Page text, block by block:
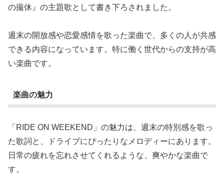
の撮休』の主題歌として書き下ろされました。
週末の開放感や恋愛感情を歌った楽曲で、多くの人が共感
できる内容になっています。特に働く世代からの支持が高
い楽曲です。
楽曲の魅力
「RIDE ON WEEKEND」の魅力は、週末の特別感を歌っ
た歌詞と、ドライブにぴったりなメロディーにあります。
日常の疲れを忘れさせてくれるような、爽やかな楽曲で
す。